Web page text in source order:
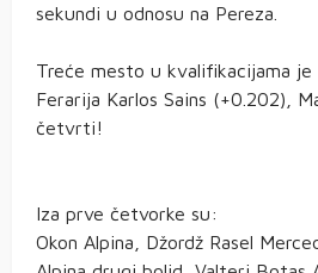
sekundi u odnosu na Pereza.
Treće mesto u kvalifikacijama
Ferarija Karlos Sains (+0.202),
četvrti!
Iza prve četvorke su:
Okon Alpina, Džordž Rasel